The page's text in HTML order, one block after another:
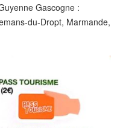
Gascogne :
du-Dropt, Marmande,